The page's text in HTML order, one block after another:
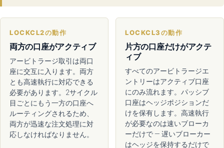
LOCKCL2の動作
両方の口座がアクティブ
アービトラージ取引は両口
座に交互に入ります。両方
とも高速執行に対応できる
必要があります。2サイクル
目ごとにもう一方の口座へ
ルーティングされるため、
両方が迅速な注文処理に対
応しなければなりません。
LOCKCL3の動作
片方の口座だけがアクテ
ィブ
すべてのアービトラージエ
ントリーはアクティブ口座
にのみ流れます。パッシブ
口座はヘッジポジションだ
けを保有します。高速執行
が必要なのは速いブローカ
ーだけで — 遅いブローカー
はヘッジを保持するだけで